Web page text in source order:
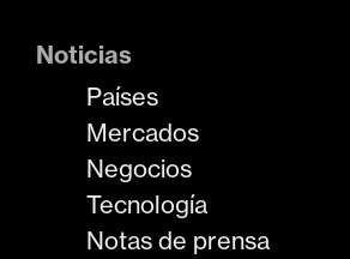
Noticias
Países
Mercados
Negocios
Tecnología
Notas de prensa